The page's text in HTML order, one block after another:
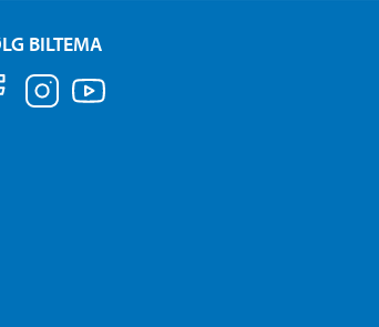
BILTEMA